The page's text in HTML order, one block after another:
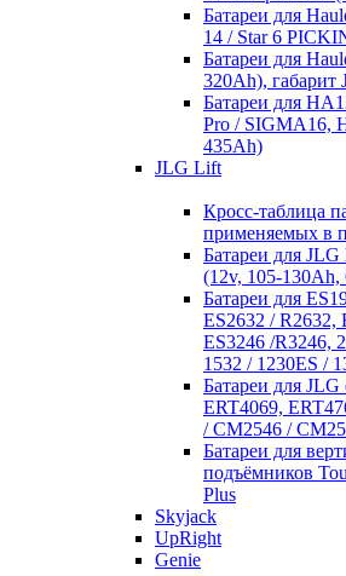
Батареи для
14 / Star 6
Батареи для
320Ah), габарит
Батареи для
Pro / SIGMA16,
435Ah)
JLG Lift
Кросc-таблица
применяемых в
Батареи для
(12v, 105-
Батареи для
ES2632 / R2632,
ES3246 /R3246,
1532 / 1230ES /
Батареи для
ERT4069,
/ CM2546 /
Батареи для
подъёмников
Plus
Skyjack
UpRight
Genie